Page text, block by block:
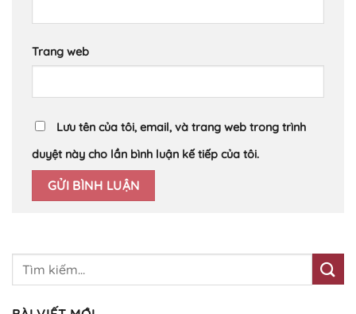
Trang web
Lưu tên của tôi, email, và trang web trong trình
duyệt này cho lần bình luận kế tiếp của tôi.